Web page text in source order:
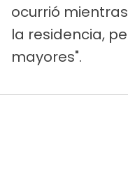
ocurrió
la residencia,
mayores".